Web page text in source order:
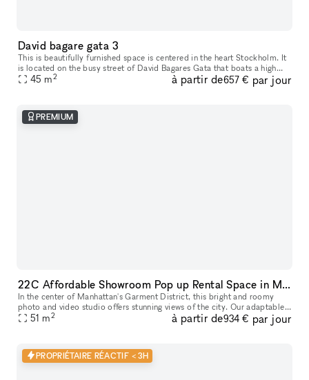
David bagare gata 3
This is beautifully furnished space is centered in the heart Stockholm. It
is located on the busy street of David Bagares Gata that boats a high
footfall. This space is shared with IT consultants,
45 m2 à partir de657 € par jour
PREMIUM
22C Affordable Showroom Pop up Rental Space in Manhattan
In the center of Manhattan's Garment District, this bright and roomy
photo and video studio offers stunning views of the city. Our adaptable
venue is tastefully furnished to accommodate a broad varie
51 m2 à partir de934 € par jour
PROPRIÉTAIRE RÉACTIF < 3H